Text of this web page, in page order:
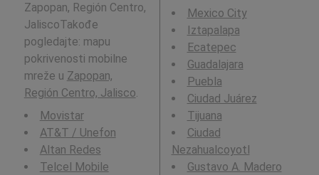
Zapopan, Región Centro,
JaliscoTakođe
pogledajte: mapu
pokrivenosti mobilne
mreže u Zapopan,
Región Centro, Jalisco.
Movistar
AT&T / Unefon
Altan Redes
Telcel Mobile
Mexico City
Iztapalapa
Ecatepec
Guadalajara
Puebla
Ciudad Juárez
Tijuana
Ciudad
Nezahualcoyotl
Gustavo A. Madero